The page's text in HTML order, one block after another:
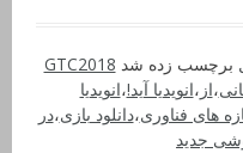
برچسب زده شد GTC2018
،از ،انویدیا آید!،انویدیا
های فناوری،دانلود بازی،در
جدید